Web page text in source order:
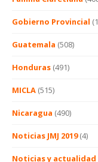
Gobierno Provincial
Guatemala (508)
Honduras (491)
MICLA (515)
Nicaragua (490)
Noticias JMJ 2019(4)
Noticias y actualidad